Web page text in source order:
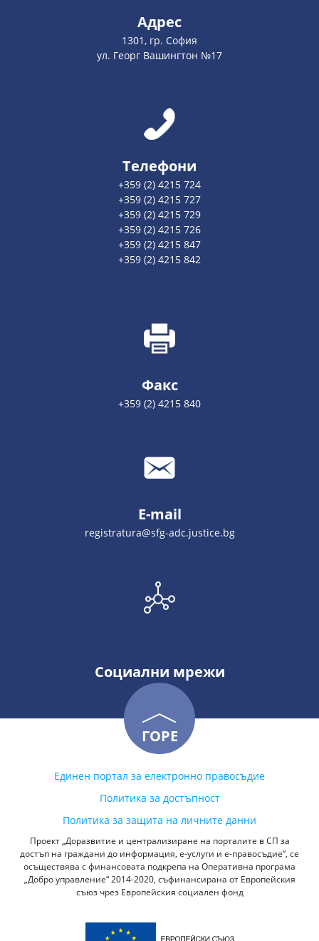
Адрес
1301, гр. София
ул. Георг Вашингтон №17
Телефони
+359 (2) 4215 724
+359 (2) 4215 727
+359 (2) 4215 729
+359 (2) 4215 726
+359 (2) 4215 847
+359 (2) 4215 842
Факс
+359 (2) 4215 840
E-mail
registratura@sfg-adc.justice.bg
Социални мрежи
ГОРЕ
Единен портал за електронно правосъдие
Политика за достъпност
Политика за защита на личните данни
Проект „Доразвитие и централизиране на порталите в СП за
достъп на граждани до информация, е-услуги и е-правосъдие“, се
осъществява с финансовата подкрепа на Оперативна програма
„Добро управление“ 2014-2020, съфинансирана от Европейския
съюз чрез Европейския социален фонд